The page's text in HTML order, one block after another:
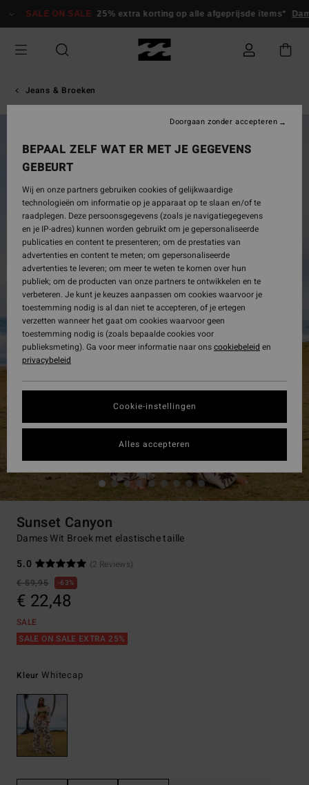
naar
SALE ON SALE 25% extra korting op alle afgeprijsde items*
Jeans & Broeken
Sunset Canyon
Dames Wit Broek met elastische taille
5.0
(2 Reviews)
€ 59,95
63%
€ 22,48
SALE
SALE ON SALE EXTRA 25%
KleurWhitecap
BEPAAL ZELF WAT ER MET JE GEGEVENS
GEBEURT
Wij en onze partners gebruiken cookies of gelijkwaardige
technologieën om informatie op je apparaat op te slaan en/of te
raadplegen. Deze persoonsgegevens (zoals je navigatiegegevens
en je IP-adres) kunnen worden gebruikt om je gepersonaliseerde
publicaties en content te presenteren; om de prestaties van
advertenties en content te meten; om gepersonaliseerde
advertenties te leveren; om meer te weten te komen over hun
publiek; om de producten van onze partners te ontwikkelen en te
verbeteren. Je kunt je keuzes aanpassen om cookies waarvoor je
toestemming nodig is al dan niet te accepteren, of je ertegen
verzetten wanneer het gaat om cookies waarvoor geen
toestemming nodig is (zoals bepaalde cookies voor
publieksmeting). Ga voor meer informatie naar onscookiebeleid en
privacybeleid
Cookie-instellingen
Doorgaan zonder accepteren
Alles accepteren